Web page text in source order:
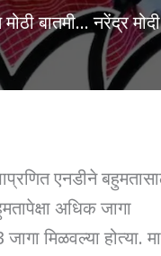
बातमी… नरेंद्र
एनडीने
अधिक जागा
मिळवल्या होत्या.